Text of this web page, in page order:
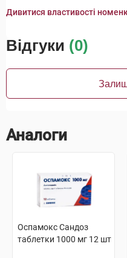
Дивитися властивості
Відгуки (0)
Аналоги
Оспамокс Сандоз
таблетки 1000 мг 12 шт